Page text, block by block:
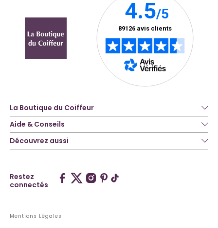
La Boutique du Coiffeur
Aide & Conseils
Découvrez aussi
Restez
connectés
Mentions Légales